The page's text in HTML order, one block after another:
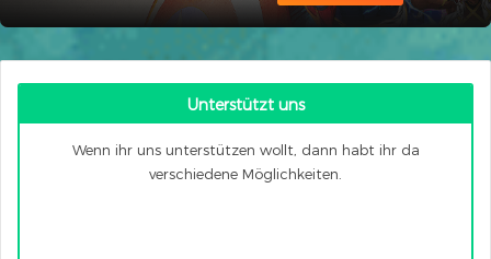
Unterstützt uns
Wenn ihr uns unterstützen wollt, dann habt ihr da
verschiedene Möglichkeiten.